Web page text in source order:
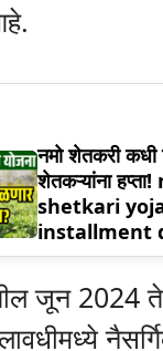
नमो शेतकरी कधी
शेतकऱ्यांना
shetkari
installment
जून 2024